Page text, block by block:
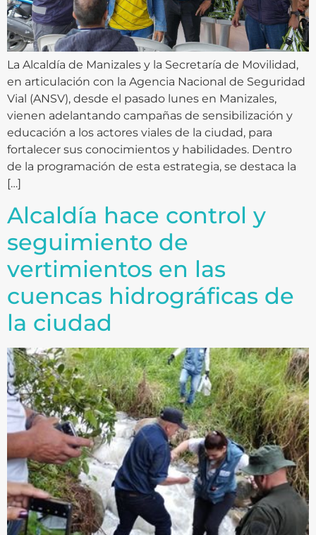
La Alcaldía de Manizales y la Secretaría de Movilidad,
en articulación con la Agencia Nacional de Seguridad
Vial (ANSV), desde el pasado lunes en Manizales,
vienen adelantando campañas de sensibilización y
educación a los actores viales de la ciudad, para
fortalecer sus conocimientos y habilidades. Dentro
de la programación de esta estrategia, se destaca la
[…]
Alcaldía hace control y
seguimiento de
vertimientos en las
cuencas hidrográficas de
la ciudad